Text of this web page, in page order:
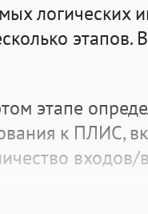
логических
этапов.
этапе
к ПЛИС,